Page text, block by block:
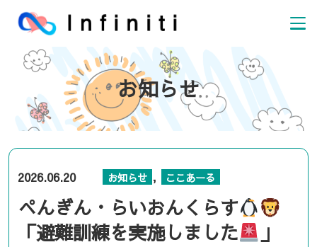
お知らせ
2026.06.20 お知らせ , ここあーる
ぺんぎん・らいおんくらす
「避難訓練を実施しました
」